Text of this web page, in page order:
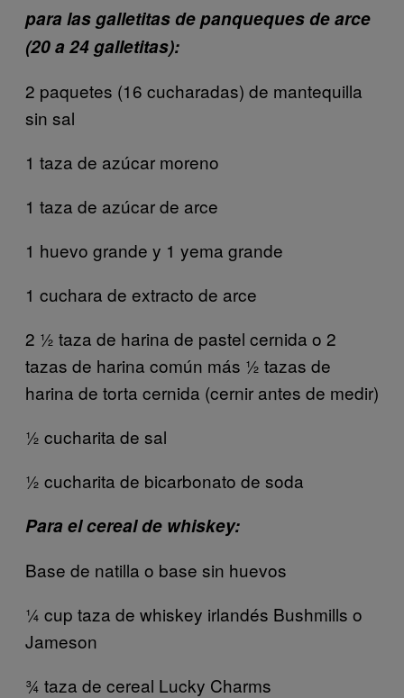
para las galletitas de panqueques de arce
(20 a 24 galletitas):
2 paquetes (16 cucharadas) de mantequilla
sin sal
1 taza de azúcar moreno
1 taza de azúcar de arce
1 huevo grande y 1 yema grande
1 cuchara de extracto de arce
2 1⁄2 taza de harina de pastel cernida o 2
tazas de harina común más ½ tazas de
harina de torta cernida (cernir antes de medir)
½ cucharita de sal
1⁄2 cucharita de bicarbonato de soda
Para el cereal de whiskey:
Base de natilla o base sin huevos
1⁄4 cup taza de whiskey irlandés Bushmills o
Jameson
3⁄4 taza de cereal Lucky Charms